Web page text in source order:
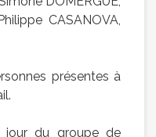
CASANOVA,
présentes à
jour du groupe de